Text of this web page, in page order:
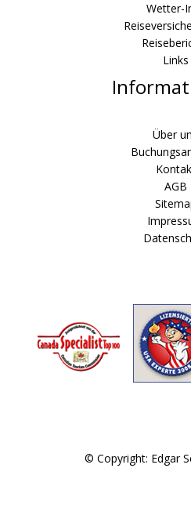
Wetter-
Links
Über
AGB
© Copyright: Edgar